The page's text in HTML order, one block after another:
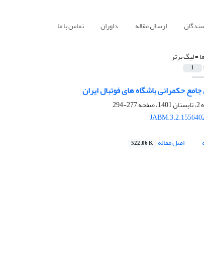
ارسال مقاله داوران تماس با ما
=لیگ برتر
1
حکمرانی باشگاه های فوتبال ایران
277-294
اصل مقاله 522.06 K